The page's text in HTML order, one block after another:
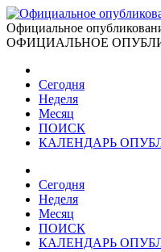
Официальное
ОФИЦИАЛЬНОЕ
Сегодня
Неделя
Месяц
ПОИСК
КАЛЕНДАРЬ
Сегодня
Неделя
Месяц
ПОИСК
КАЛЕНДАРЬ